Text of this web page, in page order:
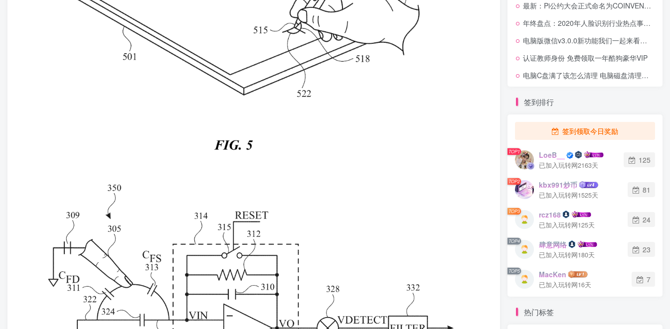
最新：Pi公约大会正式命名为COINVENTION，以及选定的候选人运行Pi区块链和阐述Pi节点的意义
年终盘点：2020年人脸识别行业热点事件一览
电脑版微信v3.0.0新功能我们一起来看看吧！
认证教师身份 免费领取一年酷狗豪华VIP
电脑C盘满了该怎么清理 电脑磁盘清理详细方法
签到排行
签到领取今日奖励
TOP1 LoeB__
已加入玩转网2163天
125
TOP2 kbx991炒币
已加入玩转网1525天
81
TOP3 rcz168
已加入玩转网125天
24
TOP4 肆意网络
已加入玩转网180天
23
TOP5 MacKen
已加入玩转网16天
7
热门标签